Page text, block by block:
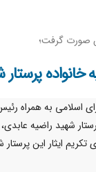
صورت گرفت؛
خانواده
اسلامی به همراه
شهید راضیه
ایثار این پرستار